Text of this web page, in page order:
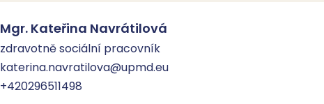
Mgr. Kateřina Navrátilová
zdravotně sociální pracovník
katerina.navratilova@upmd.eu
+420296511498